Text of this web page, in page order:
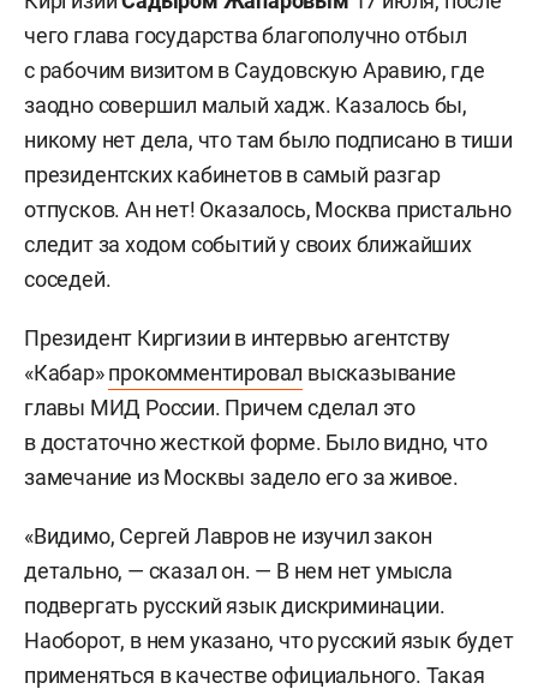
чего глава государства благополучно отбыл
с рабочим визитом в Саудовскую Аравию, где
заодно совершил малый хадж. Казалось бы,
никому нет дела, что там было подписано в тиши
президентских кабинетов в самый разгар
отпусков. Ан нет! Оказалось, Москва пристально
следит за ходом событий у своих ближайших
соседей.
Президент Киргизии в интервью агентству
«Кабар»прокомментировал высказывание
главы МИД России. Причем сделал это
в достаточно жесткой форме. Было видно, что
замечание из Москвы задело его за живое.
«Видимо, Сергей Лавров не изучил закон
детально, — сказал он. — В нем нет умысла
подвергать русский язык дискриминации.
Наоборот, в нем указано, что русский язык будет
применяться в качестве официального. Такая